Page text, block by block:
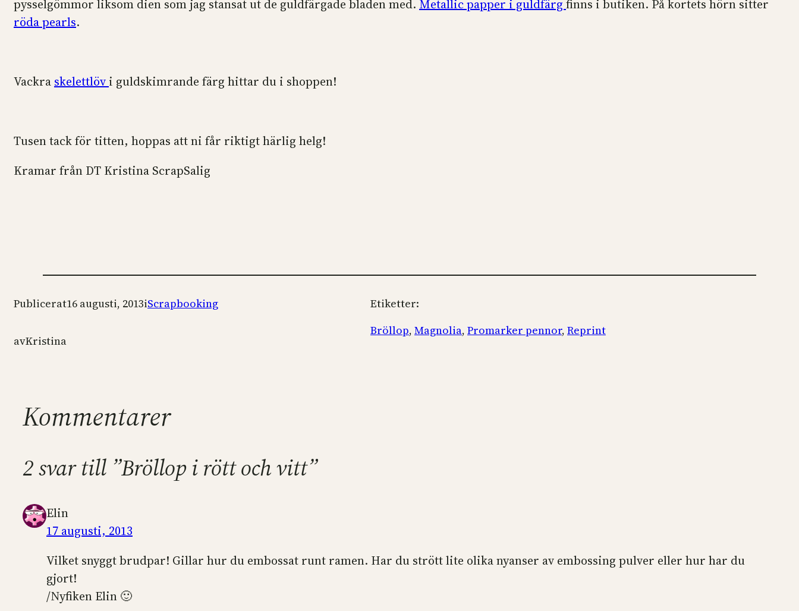
pysselgömmor liksom dien som jag stansat ut de guldfärgade bladen med. Metallic papper i guldfärg finns i butiken. På kortets hörn sitter
röda pearls.
Vackra skelettlöv i guldskimrande färg hittar du i shoppen!
Tusen tack för titten, hoppas att ni får riktigt härlig helg!
Kramar från DT Kristina ScrapSalig
Publicerat16 augusti, 2013iScrapbooking
avKristina
Etiketter:
Bröllop, Magnolia, Promarker pennor, Reprint
Kommentarer
2 svar till ”Bröllop i rött och vitt”
Elin
17 augusti, 2013
Vilket snyggt brudpar! Gillar hur du embossat runt ramen. Har du strött lite olika nyanser av embossing pulver eller hur har du
gjort!
/Nyfiken Elin 🙂